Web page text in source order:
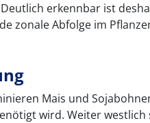
erkennbar ist
zonale Abfolge im
Mais und
wird. Weiter westlich